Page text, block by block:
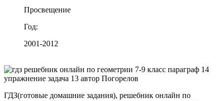
Просвещение
Год:
2001-2012
ГДЗ(готовые домашние задания), решебник онлайн по